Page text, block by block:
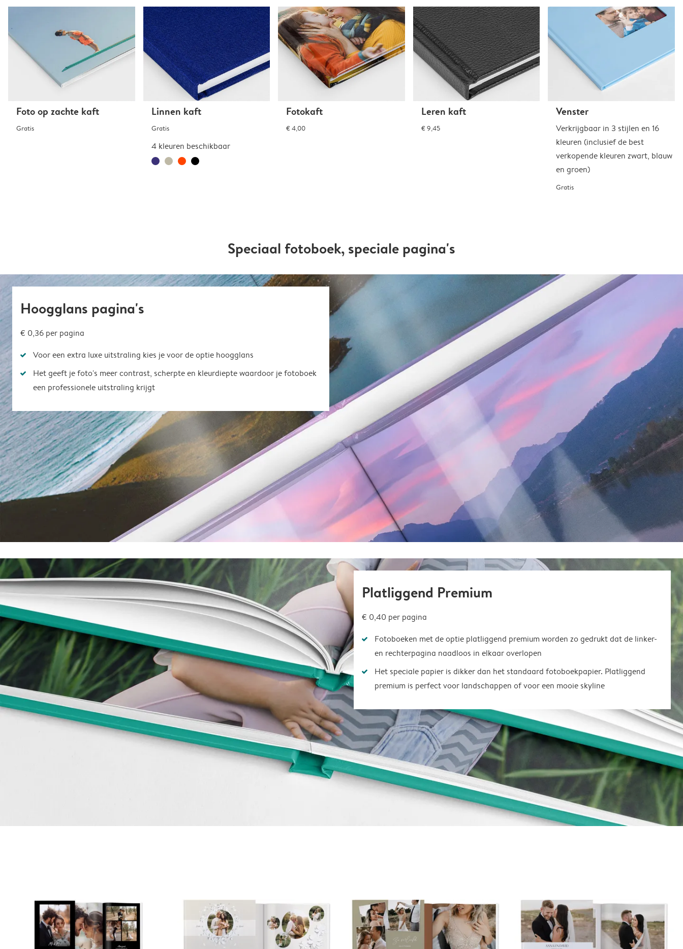
Foto op zachte kaft
Gratis
Linnen kaft
Gratis
4 kleuren beschikbaar
Fotokaft
€ 4,00
Leren kaft
€ 9,45
Venster
Verkrijgbaar in 3 stijlen en 16
kleuren (inclusief de best
verkopende kleuren zwart, blauw
en groen)
Gratis
Speciaal fotoboek, speciale pagina's
Hoogglans pagina's
€ 0,36 per pagina
Voor een extra luxe uitstraling kies je voor de optie hoogglans
Het geeft je foto's meer contrast, scherpte en kleurdiepte waardoor je fotoboek
een professionele uitstraling krijgt
Platliggend Premium
€ 0,40 per pagina
Fotoboeken met de optie platliggend premium worden zo gedrukt dat de linker-
en rechterpagina naadloos in elkaar overlopen
Het speciale papier is dikker dan het standaard fotoboekpapier. Platliggend
premium is perfect voor landschappen of voor een mooie skyline